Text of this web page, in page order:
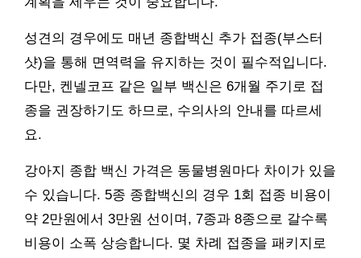
성견의 경우에도 매년 종합백신 추가 접종(부스터
샷)을 통해 면역력을 유지하는 것이 필수적입니다.
다만, 켄넬코프 같은 일부 백신은 6개월 주기로 접
종을 권장하기도 하므로, 수의사의 안내를 따르세
요.
강아지 종합 백신 가격은 동물병원마다 차이가 있을
수 있습니다. 5종 종합백신의 경우 1회 접종 비용이
약 2만원에서 3만원 선이며, 7종과 8종으로 갈수록
비용이 소폭 상승합니다. 몇 차례 접종을 패키지로